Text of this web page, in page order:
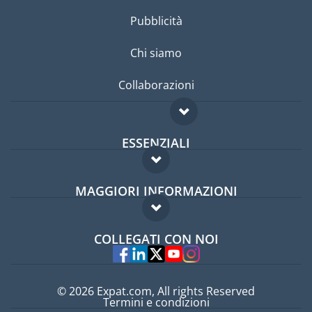
Pubblicità
Chi siamo
Collaborazioni
ESSENZIALI
Forum per expat
Guida per expat
MAGGIORI INFORMAZIONI
Domande frequenti
Esperti
COLLEGATI CON NOI
© 2026 Expat.com, All rights Reserved
Termini e condizioni